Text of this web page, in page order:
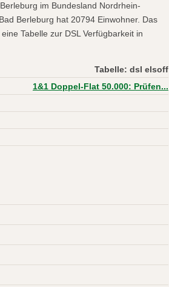
im Bundesland Nordrhein-
Berleburg hat 20794 Einwohner. Das
Tabelle zur DSL Verfügbarkeit in
Tabelle: dsl elsoff
1&1 Doppel-Flat 50.000: Prüfen...